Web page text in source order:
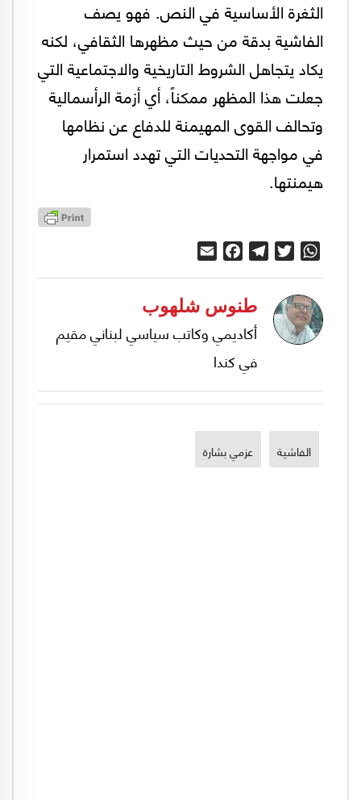
الثغرة الأساسية في النص. فهو يصف
الفاشية بدقة من حيث مظهرها الثقافي، لكنه
يكاد يتجاهل الشروط التاريخية والاجتماعية التي
جعلت هذا المظهر ممكناً، أي أزمة الرأسمالية
وتحالف القوى المهيمنة للدفاع عن نظامها
في مواجهة التحديات التي تهدد استمرار
هيمنتها.
WhatsApp
Twitter
Telegram
Facebook
طنوس شلهوب
أكاديمي وكاتب سياسي لبناني مقيم
في كندا
الفاشية عزمي بشارة